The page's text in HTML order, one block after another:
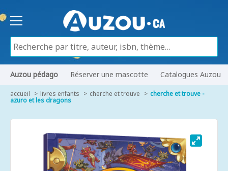
Auzou pédago Réserver une mascotte Catalogues Auzou
accueil livres enfants cherche et trouve cherche et trouve -
azuro et les dragons